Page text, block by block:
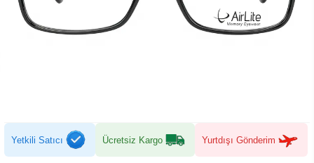
Yetkili Satıcı Ücretsiz Kargo Yurtdışı Gönderim